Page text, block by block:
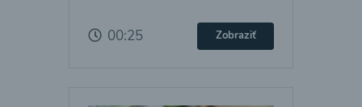
00:25 Zobraziť